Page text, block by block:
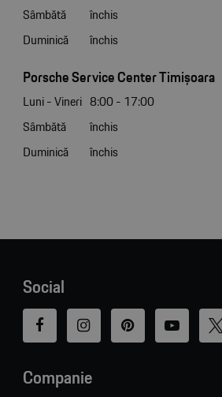
Sâmbătă
închis
Duminică
închis
Porsche Service Center Timișoara
Luni - Vineri 8:00 - 17:00
Sâmbătă
închis
Duminică
închis
Social
Companie